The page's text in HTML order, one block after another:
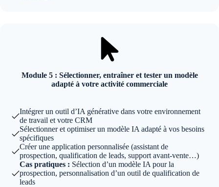
Module 5 : Sélectionner, entraîner et tester un modèle
adapté à votre activité commerciale
Intégrer un outil d’IA générative dans votre environnement
de travail et votre CRM
Sélectionner et optimiser un modèle IA adapté à vos besoins
spécifiques
Créer une application personnalisée (assistant de
prospection, qualification de leads, support avant-vente…)
Cas pratiques : Sélection d’un modèle IA pour la
prospection, personnalisation d’un outil de qualification de
leads